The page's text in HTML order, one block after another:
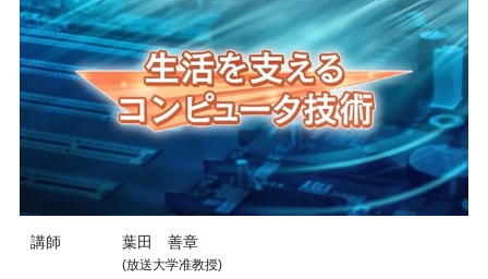
講師 葉田 善章
(放送大学准教授)